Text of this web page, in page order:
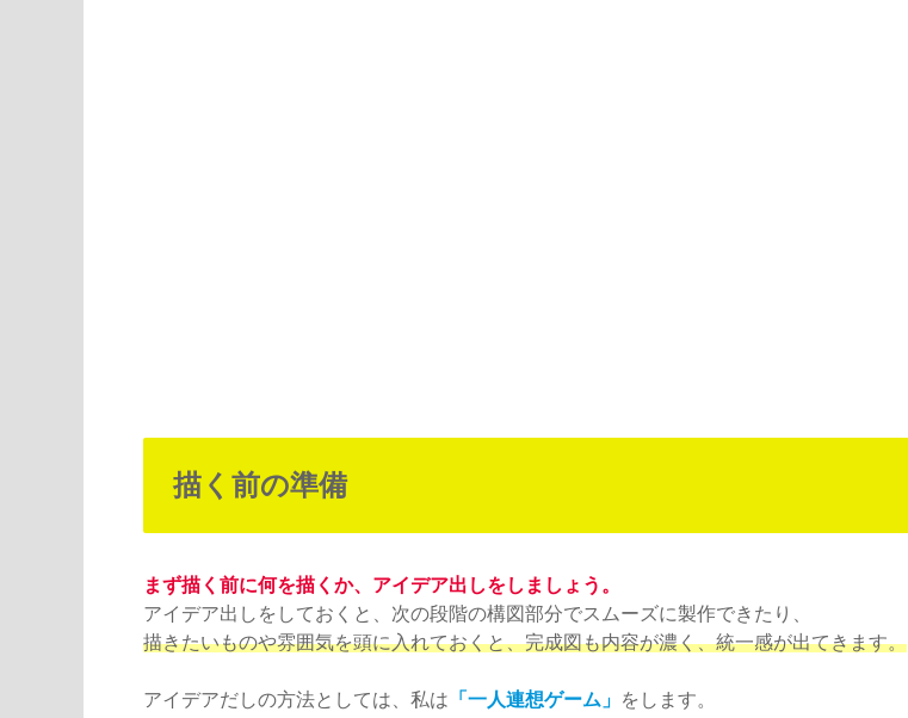
描く前の準備
まず描く前に何を描くか、アイデア出しをしましょう。
アイデア出しをしておくと、次の段階の構図部分でスムーズに製作できたり、
描きたいものや雰囲気を頭に入れておくと、完成図も内容が濃く、統一感が出てきます。
アイデアだしの方法としては、私は 「一人連想ゲーム」 をします。